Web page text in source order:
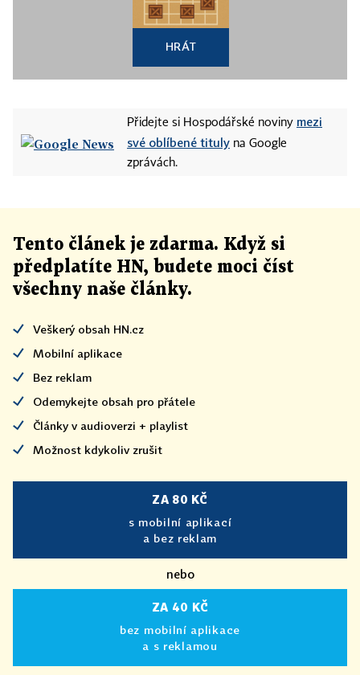
HRÁT
Přidejte si Hospodářské noviny mezi
své oblíbené tituly na Google
zprávách.
Tento článek je zdarma. Když si
předplatíte HN, budete moci číst
všechny naše články.
Veškerý obsah HN.cz
Mobilní aplikace
Bez reklam
Odemykejte obsah pro přátele
Články v audioverzi + playlist
Možnost kdykoliv zrušit
ZA 80 KČ
s mobilní aplikací
a bez reklam
nebo
ZA 40 KČ
bez mobilní aplikace
a s reklamou